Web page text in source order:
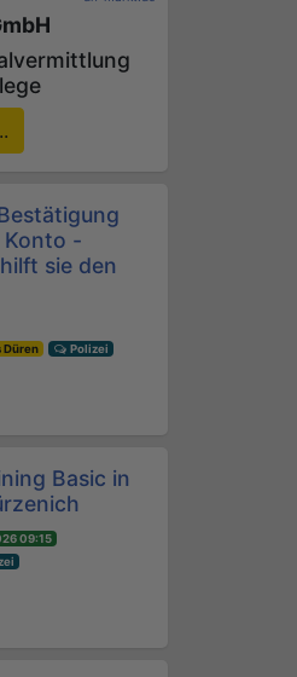
-
sie den
Düren Polizei
Basic in
09:15